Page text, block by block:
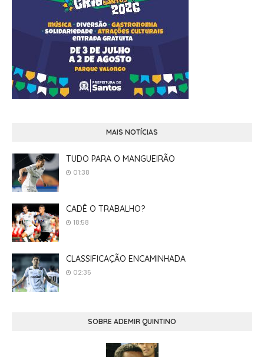
MAIS NOTÍCIAS
TUDO PARA O MANGUEIRÃO
01:38
CADÊ O TRABALHO?
18:58
CLASSIFICAÇÃO ENCAMINHADA
02:35
SOBRE ADEMIR QUINTINO